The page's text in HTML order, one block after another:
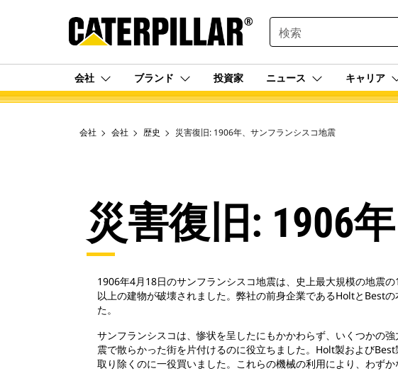
SEARCH
会社 ブランド 投資家 ニュース キャリア
会社 会社 歴史 災害復旧: 1906年、サンフランシスコ地震
災害復旧: 1906
1906年4月18日のサンフランシスコ地震は、史上最大規模の地震
以上の建物が破壊されました。弊社の前身企業であるHoltとBest
た。
サンフランシスコは、惨状を呈したにもかかわらず、いくつかの
震で散らかった街を片付けるのに役立ちました。Holt製および
取り除くのに一役買いました。これらの機械の利用により、わず